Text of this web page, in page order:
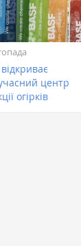
відкриває
центр
огірків